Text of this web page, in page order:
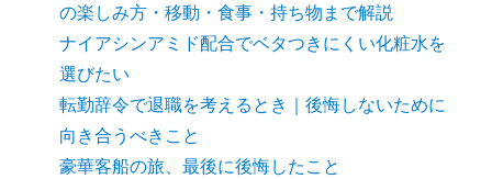
の楽しみ方・移動・食事・持ち物まで解説
ナイアシンアミド配合でベタつきにくい化粧水を
選びたい
転勤辞令で退職を考えるとき｜後悔しないために
向き合うべきこと
豪華客船の旅、最後に後悔したこと